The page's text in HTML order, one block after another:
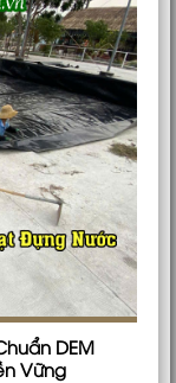
DEM
Vững